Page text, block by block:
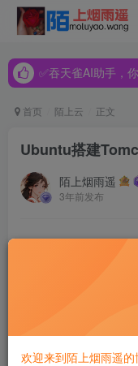
✅吞天雀AI助手，你的免
✅吞天雀AI助手，你的免
首页 陌上云 正文
Ubuntu搭建
陌上烟雨遥
3年前发布
Ubuntu搭建
1.下载好相应的文件
欢迎来到陌上烟雨遥的